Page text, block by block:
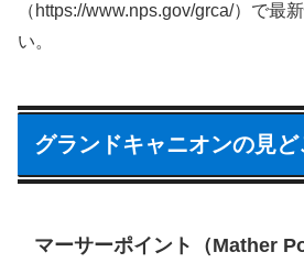
（https://www.nps.gov/grca/）で最
い。
グランドキャニオンの見ど
マーサーポイント（Mather